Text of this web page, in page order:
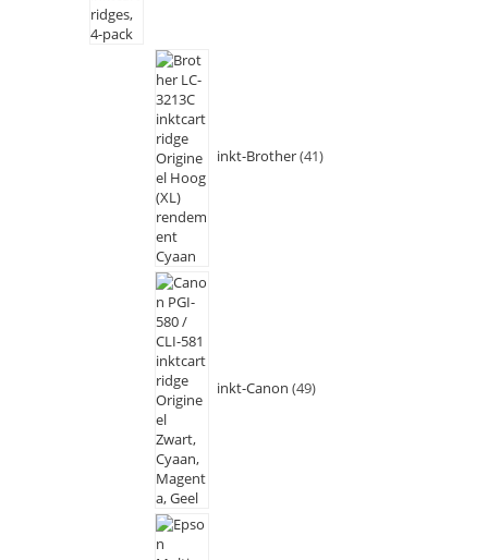
inkt-Brother 41
inkt-Canon 49